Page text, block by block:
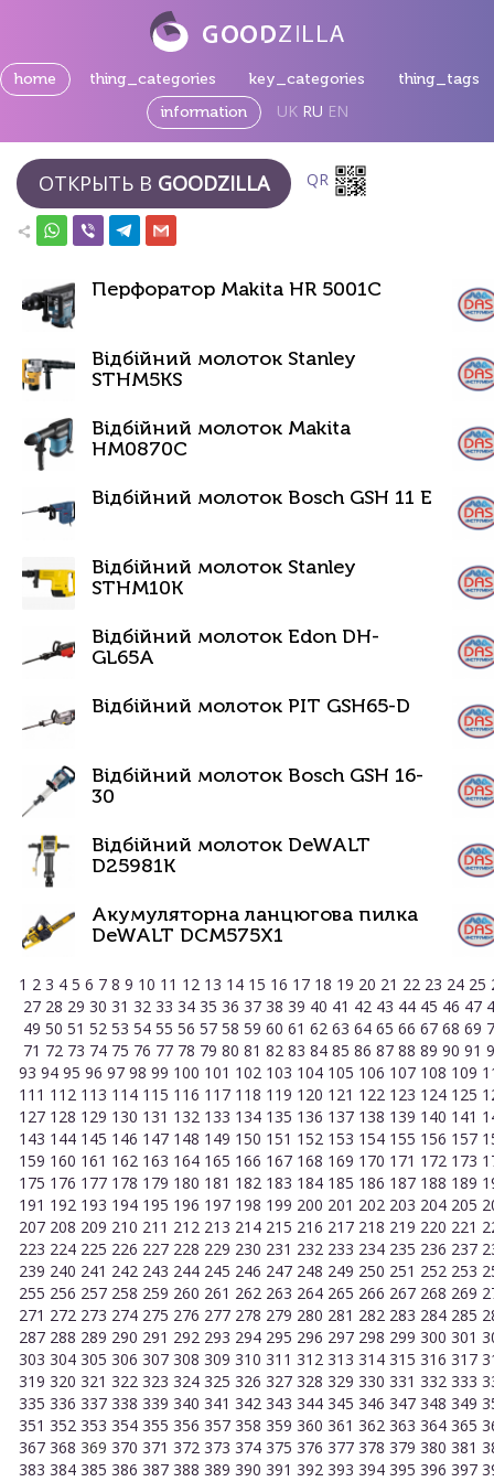
home thing_categories key_categories
thing_tags
information
UK RU EN
ОТКРЫТЬ В GOODZILLA QR
Перфоратор Makita HR 5001C
Відбійний молоток Stanley
STHM5KS
Відбійний молоток Makita
HM0870C
Відбійний молоток Bosch GSH 11 E
Відбійний молоток Stanley
STHM10K
Відбійний молоток Edon DH-
GL65A
Відбійний молоток PIT GSH65-D
Відбійний молоток Bosch GSH 16-
30
Відбійний молоток DeWALT
D25981K
Акумуляторна ланцюгова пилка
DeWALT DCM575X1
1 2 3 4 5 6 7 8 9 10 11 12 13 14 15 16 17 18 19 20 21 22 23 24 25
27 28 29 30 31 32 33 34 35 36 37 38 39 40 41 42 43 44 45 46 47
49 50 51 52 53 54 55 56 57 58 59 60 61 62 63 64 65 66 67 68 69
71 72 73 74 75 76 77 78 79 80 81 82 83 84 85 86 87 88 89 90 91
93 94 95 96 97 98 99 100 101 102 103 104 105 106 107 108 109
111 112 113 114 115 116 117 118 119 120 121 122 123 124 125
127 128 129 130 131 132 133 134 135 136 137 138 139 140 141
143 144 145 146 147 148 149 150 151 152 153 154 155 156 157
159 160 161 162 163 164 165 166 167 168 169 170 171 172 173
175 176 177 178 179 180 181 182 183 184 185 186 187 188 189
191 192 193 194 195 196 197 198 199 200 201 202 203 204 205
207 208 209 210 211 212 213 214 215 216 217 218 219 220 221
223 224 225 226 227 228 229 230 231 232 233 234 235 236 237
239 240 241 242 243 244 245 246 247 248 249 250 251 252 253
255 256 257 258 259 260 261 262 263 264 265 266 267 268 269
271 272 273 274 275 276 277 278 279 280 281 282 283 284 285
287 288 289 290 291 292 293 294 295 296 297 298 299 300 301
303 304 305 306 307 308 309 310 311 312 313 314 315 316 317
319 320 321 322 323 324 325 326 327 328 329 330 331 332 333
335 336 337 338 339 340 341 342 343 344 345 346 347 348 349
351 352 353 354 355 356 357 358 359 360 361 362 363 364 365
367 368 369 370 371 372 373 374 375 376 377 378 379 380 381
383 384 385 386 387 388 389 390 391 392 393 394 395 396 397